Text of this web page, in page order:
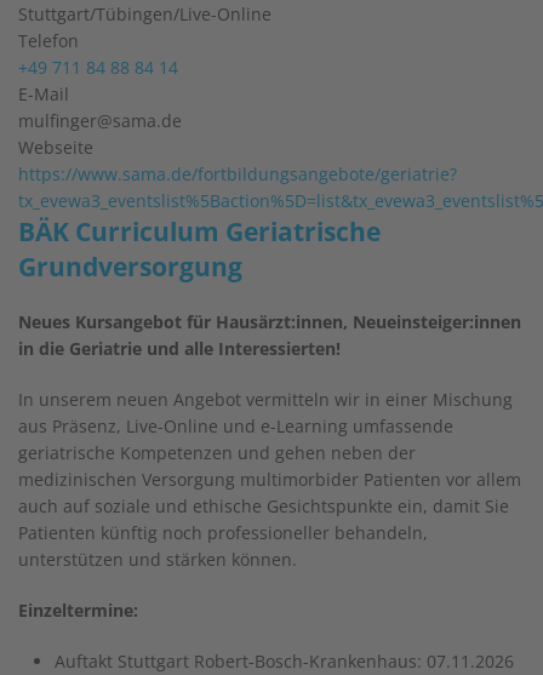
Stuttgart/Tübingen/Live-Online
Telefon
+49 711 84 88 84 14
E-Mail
mulfinger@sama.de
Webseite
https://www.sama.de/fortbildungsangebote/geriatrie?
BÄK Curriculum Geriatrische
Grundversorgung
Neues Kursangebot für Hausärzt:innen, Neueinsteiger:innen
in die Geriatrie und alle Interessierten!
In unserem neuen Angebot vermitteln wir in einer Mischung
aus Präsenz, Live-Online und e-Learning umfassende
geriatrische Kompetenzen und gehen neben der
medizinischen Versorgung multimorbider Patienten vor allem
auch auf soziale und ethische Gesichtspunkte ein, damit Sie
Patienten künftig noch professioneller behandeln,
unterstützen und stärken können.
Einzeltermine:
Auftakt Stuttgart Robert-Bosch-Krankenhaus: 07.11.2026